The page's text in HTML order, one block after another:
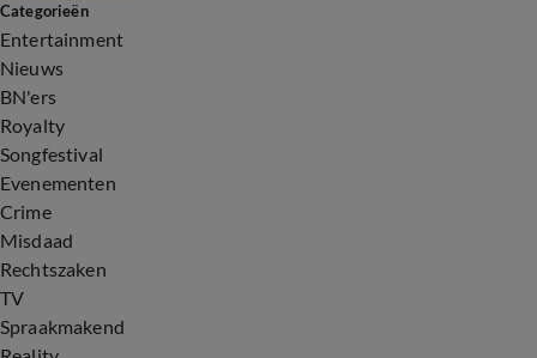
Categorieën
Entertainment
Nieuws
BN'ers
Royalty
Songfestival
Evenementen
Crime
Misdaad
Rechtszaken
TV
Spraakmakend